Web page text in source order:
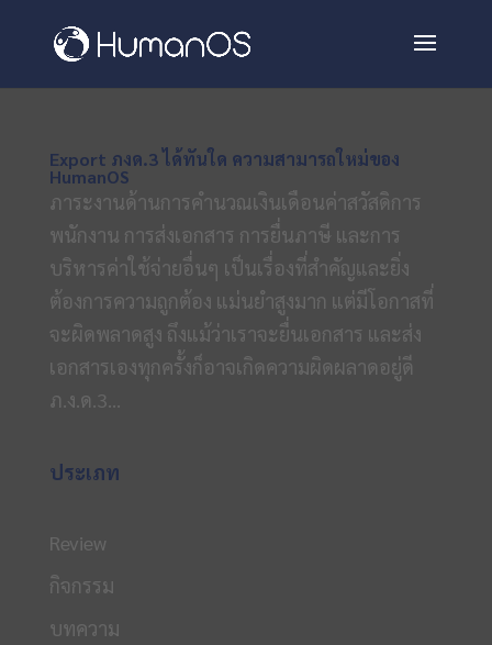
Export ภงด.3 ได้ทันใด ความสามารถใหม่ของ
HumanOS
ภาระงานด้านการคำนวณเงินเดือนค่าสวัสดิการ
พนักงาน การส่งเอกสาร การยื่นภาษี และการ
บริหารค่าใช้จ่ายอื่นๆ เป็นเรื่องที่สำคัญและยิ่ง
ต้องการความถูกต้อง แม่นยำสูงมาก แต่มีโอกาสที่
จะผิดพลาดสูง ถึงแม้ว่าเราจะยื่นเอกสาร และส่ง
เอกสารเองทุกครั้งก็อาจเกิดความผิดผลาดอยู่ดี
ภ.ง.ด.3...
ประเภท
Review
กิจกรรม
บทความ